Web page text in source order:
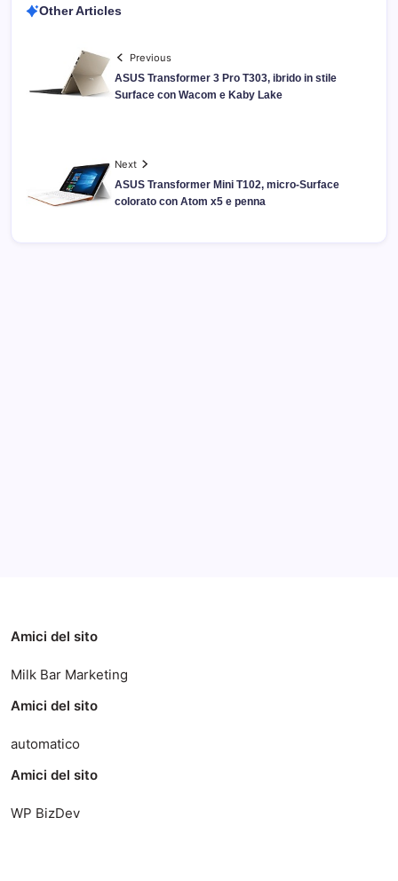
Other Articles
Previous
ASUS Transformer 3 Pro T303, ibrido in stile
Surface con Wacom e Kaby Lake
Next
ASUS Transformer Mini T102, micro-Surface
colorato con Atom x5 e penna
Amici del sito
Milk Bar Marketing
Amici del sito
automatico
Amici del sito
WP BizDev